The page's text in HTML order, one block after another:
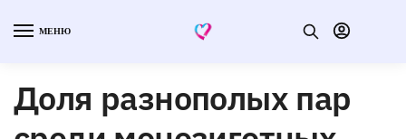
МЕНЮ
Доля разнополых пар